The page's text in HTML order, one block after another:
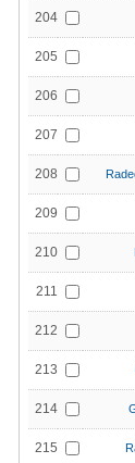
204
205
206
207
208
209
210
211
212
213
214
215